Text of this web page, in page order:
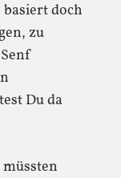
doch
zu
Du da